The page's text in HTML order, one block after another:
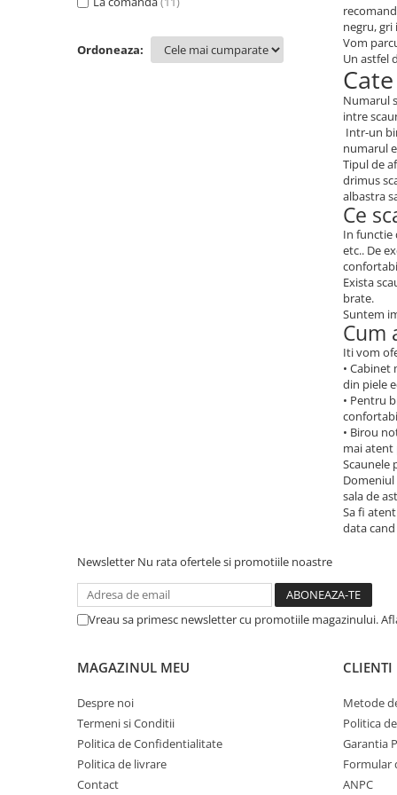
Ordoneaza:
negru, gri
Vom
Un astfel
Numarul
intre
Intr-un
numarul
Tipul de
drimus
albastra
Ce
In functie
etc.. De
Exista
brate.
Suntem
Cum
Iti vom
•
din piele
• Pentru
• Birou
mai atent
Scaunele
Domeniul
sala de
Sa fi
data
Newsletter Nu rata ofertele si promotiile noastre
Vreau sa primesc newsletter cu promotiile magazinului.
MAGAZINUL MEU
Despre noi
Termeni si Conditii
Politica de Confidentialitate
Politica de livrare
Contact
CLIENTI
Metode
Politica
Garantia
Formular
ANPC